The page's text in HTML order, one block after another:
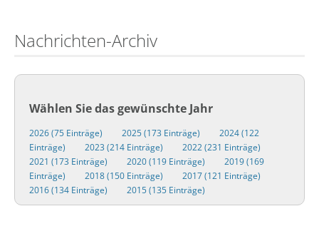
Nachrichten-Archiv
Wählen Sie das gewünschte Jahr
2026 (75 Einträge) 2025 (173 Einträge)
2024 (122
Einträge)
2023 (214 Einträge)
2022 (231 Einträge)
2021 (173 Einträge)
2020 (119 Einträge)
2019 (169
Einträge)
2018 (150 Einträge)
2017 (121 Einträge)
2016 (134 Einträge)
2015 (135 Einträge)